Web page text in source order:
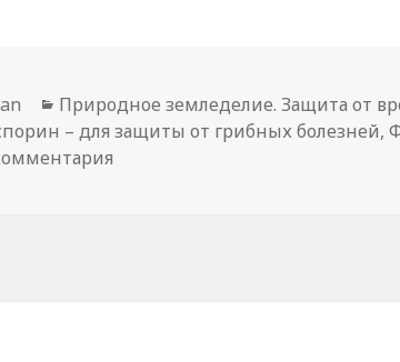
Рубрики
Природное земледелие. Защита от
– для защиты от грибных болезней,